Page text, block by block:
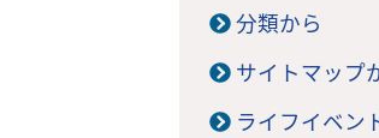
分類から
サイトマップ
ライフイベン